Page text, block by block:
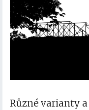
Různé varianty